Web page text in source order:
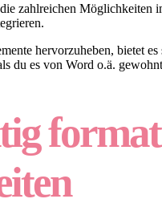
zahlreichen Möglichkeiten
hervorzuheben, bietet
du es von Word o.ä.